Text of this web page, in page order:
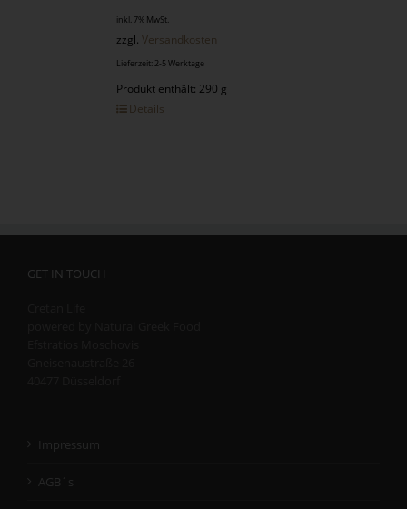
inkl. 7% MwSt.
zzgl. Versandkosten
Lieferzeit: 2-5 Werktage
Produkt enthält: 290 g
Details
GET IN TOUCH
Impressum
AGB´s